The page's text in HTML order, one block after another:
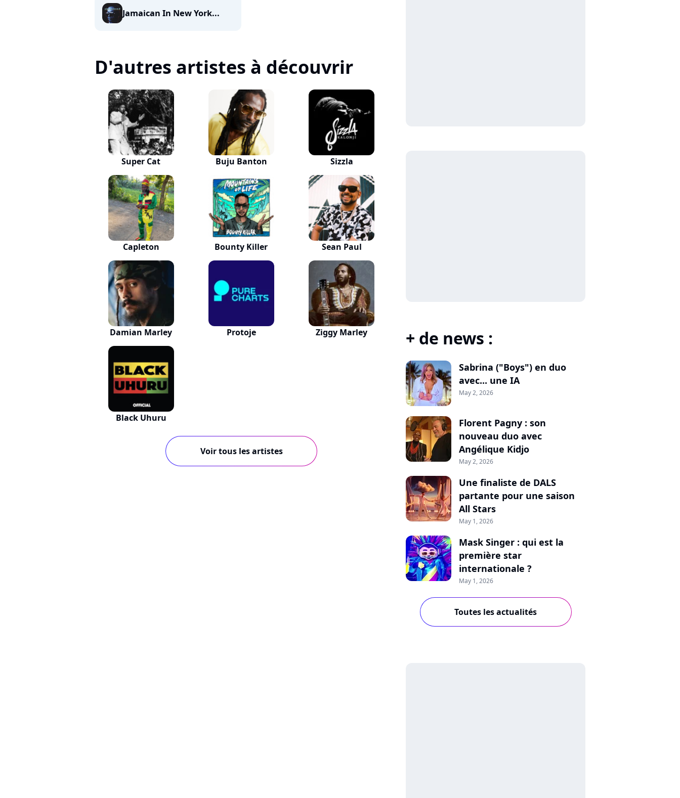
Jamaican In New York...
D'autres artistes à découvrir
Super Cat Buju Banton Sizzla
Capleton Bounty Killer Sean Paul
Damian Marley Protoje Ziggy Marley
Black Uhuru
Voir tous les artistes
+ de news :
Sabrina ("Boys") en duo
avec... une IA
May 2, 2026
Florent Pagny : son
nouveau duo avec
Angélique Kidjo
May 2, 2026
Une finaliste de DALS
partante pour une saison
All Stars
May 1, 2026
Mask Singer : qui est la
première star
internationale ?
May 1, 2026
Toutes les actualités